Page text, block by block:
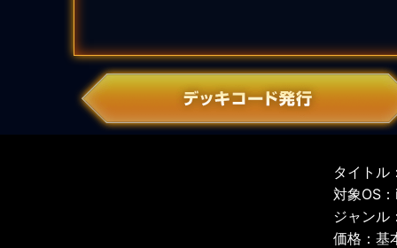
タイトル
対象OS
ジャンル
価格：基